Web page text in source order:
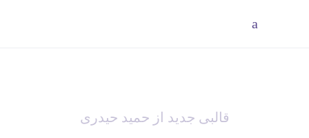
قالبی جدید از حمید حیدری